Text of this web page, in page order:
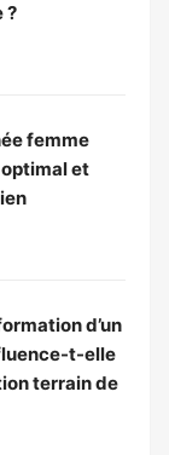
?
femme
et
d’un
t-elle
terrain de